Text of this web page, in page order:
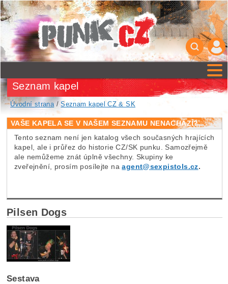
Seznam kapel
Úvodní strana/Seznam kapel CZ & SK
VAŠE KAPELA SE V NAŠEM SEZNAMU NENACHÁZÍ?
Tento seznam není jen katalog všech současných hrajících
kapel, ale i průřez do historie CZ/SK punku. Samozřejmě
ale nemůžeme znát úplně všechny. Skupiny ke
zveřejnění, prosím posílejte na agent@sexpistols.cz.
Pilsen Dogs
Sestava